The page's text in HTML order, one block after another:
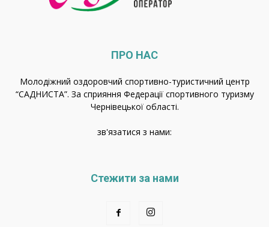
ПРО НАС
Молодіжний оздоровчий спортивно-туристичний центр
“САДНИСТА”. За сприяння Федерації спортивного туризму
Чернівецької області.
зв'язатися з нами:
Стежити за нами